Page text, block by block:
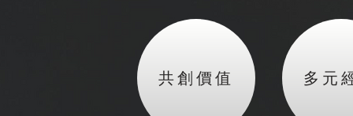
共創價值 多元